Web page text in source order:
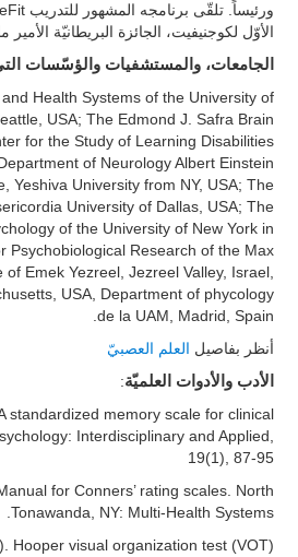
الأوّل لكوجنيفيت، الجائزة البريطانيّة
الجامعات، والمستشفيات والؤسّسات
Health Systems of the University of
USA; The Edmond J. Safra Brain
for the Study of Learning Disabilities
of Neurology Albert Einstein
Yeshiva University from NY, USA; The
University of Dallas, USA; The
of the University of New York in
Psychobiological Research of the Max
Emek Yezreel, Jezreel Valley, Israel,
USA, Department of phycology
de la UAM, Madrid, Spain.
أنظر بفاصيل العلم العصبيّ
الأدب والأدوات العلميّة:
standardized memory scale for clinical
Interdisciplinary and Applied,
19(1), 87-95
for Conners’ rating scales. North
Tonawanda, NY: Multi-Health Systems.
Hooper visual organization test (VOT).